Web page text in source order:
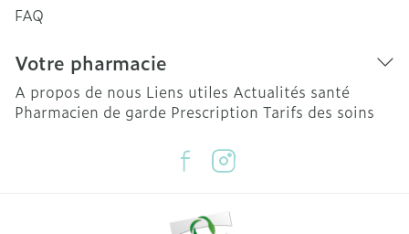
FAQ
Votre pharmacie
A propos de nous Liens utiles Actualités santé
Pharmacien de garde Prescription Tarifs des soins